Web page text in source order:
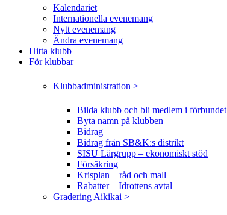
Kalendariet
Internationella evenemang
Nytt evenemang
Ändra evenemang
Hitta klubb
För klubbar
Klubbadministration >
Bilda klubb och bli medlem i förbundet
Byta namn på klubben
Bidrag
Bidrag från SB&K:s distrikt
SISU Lärgrupp – ekonomiskt stöd
Försäkring
Krisplan – råd och mall
Rabatter – Idrottens avtal
Gradering Aikikai >